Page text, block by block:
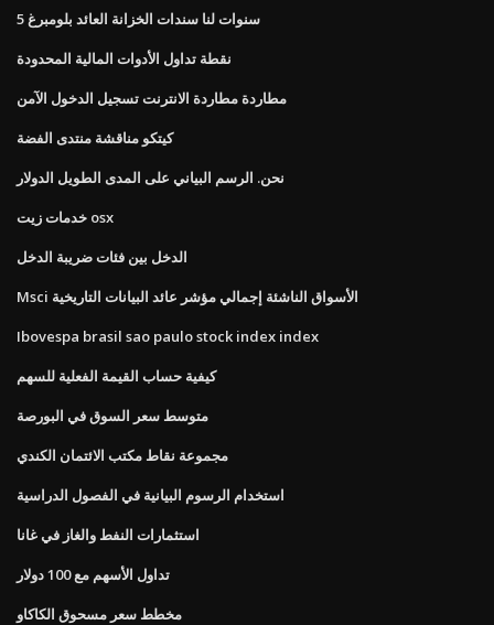
5 سنوات لنا سندات الخزانة العائد بلومبرغ
نقطة تداول الأدوات المالية المحدودة
مطاردة مطاردة الانترنت تسجيل الدخول الآمن
كيتكو مناقشة منتدى الفضة
نحن. الرسم البياني على المدى الطويل الدولار
خدمات زيت osx
الدخل بين فئات ضريبة الدخل
Msci الأسواق الناشئة إجمالي مؤشر عائد البيانات التاريخية
Ibovespa brasil sao paulo stock index index
كيفية حساب القيمة الفعلية للسهم
متوسط ​​سعر السوق في البورصة
مجموعة نقاط مكتب الائتمان الكندي
استخدام الرسوم البيانية في الفصول الدراسية
استثمارات النفط والغاز في غانا
تداول الأسهم مع 100 دولار
مخطط سعر مسحوق الكاكاو